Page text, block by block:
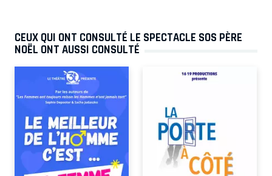
CEUX QUI ONT CONSULTÉ LE SPECTACLE SOS PÈRE
NOËL ONT AUSSI CONSULTÉ